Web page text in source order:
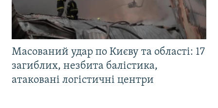
Масований удар по Києву та області: 17
загиблих, незбита балістика,
атаковані логістичні центри